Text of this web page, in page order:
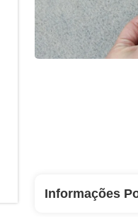
Informações